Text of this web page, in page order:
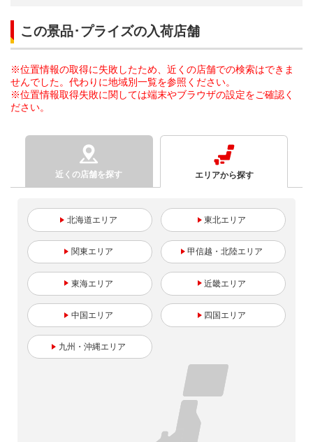
この景品･プライズの入荷店舗
※位置情報の取得に失敗したため、近くの店舗での検索はできま
せんでした。代わりに地域別一覧を参照ください。
※位置情報取得失敗に関しては端末やブラウザの設定をご確認く
ださい。
近くの店舗を探す エリアから探す
北海道 東北
関東 甲信越・北陸
東海 近畿
中国 四国
九州・沖縄